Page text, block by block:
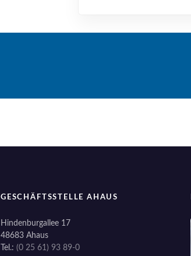
GESCHÄFTSSTELLE AHAUS
Hindenburgallee 17
48683 Ahaus
Tel.: (0 25 61) 93 89-0